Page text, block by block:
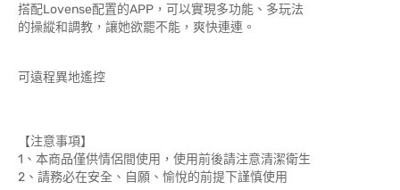
搭配Lovense配置的APP，可以實現多功能、多玩法
的操縱和調教，讓她欲罷不能，爽快連連。
可遠程異地遙控
【注意事項】
1、本商品僅供情侶間使用，使用前後請注意清潔衛生
2、請務必在安全、自願、愉悅的前提下謹慎使用